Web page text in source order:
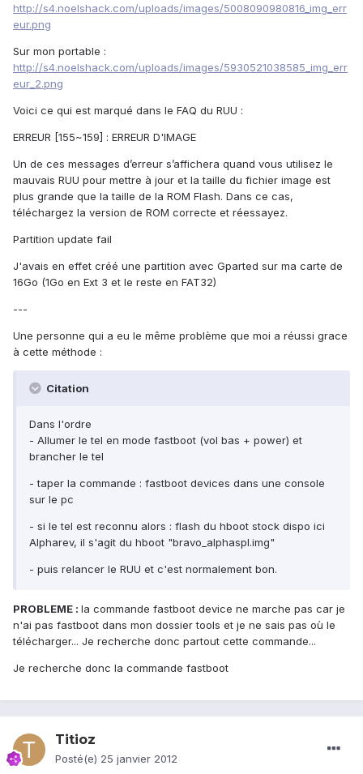
http://s4.noelshack.com/uploads/images/5008090980816_img_err
eur.png
Sur mon portable :
http://s4.noelshack.com/uploads/images/5930521038585_img_err
eur_2.png
Voici ce qui est marqué dans le FAQ du RUU :
ERREUR [155~159] : ERREUR D'IMAGE
Un de ces messages d’erreur s’affichera quand vous utilisez le
mauvais RUU pour mettre à jour et la taille du fichier image est
plus grande que la taille de la ROM Flash. Dans ce cas,
téléchargez la version de ROM correcte et réessayez.
Partition update fail
J'avais en effet créé une partition avec Gparted sur ma carte de
16Go (1Go en Ext 3 et le reste en FAT32)
---
Une personne qui a eu le même problème que moi a réussi grace
à cette méthode :
Citation
Dans l'ordre
- Allumer le tel en mode fastboot (vol bas + power) et
brancher le tel
- taper la commande : fastboot devices dans une console
sur le pc
- si le tel est reconnu alors : flash du hboot stock dispo ici
Alpharev, il s'agit du hboot "bravo_alphaspl.img"
- puis relancer le RUU et c'est normalement bon.
PROBLEME : la commande fastboot device ne marche pas car je
n'ai pas fastboot dans mon dossier tools et je ne sais pas où le
télécharger... Je recherche donc partout cette commande...
Je recherche donc la commande fastboot
Titioz
Posté(e) 25 janvier 2012